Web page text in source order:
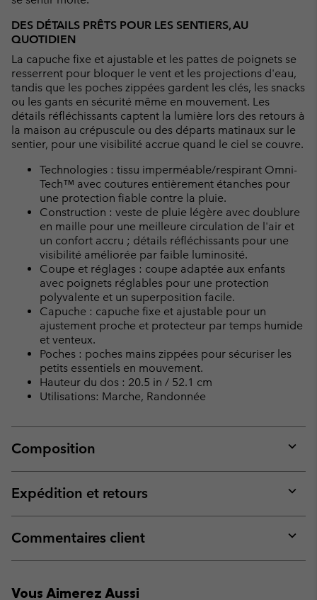
DES DÉTAILS PRÊTS POUR LES SENTIERS, AU
QUOTIDIEN
La capuche fixe et ajustable et les pattes de poignets se
resserrent pour bloquer le vent et les projections d'eau,
tandis que les poches zippées gardent les clés, les snacks
ou les gants en sécurité même en mouvement. Les
détails réfléchissants captent la lumière lors des retours à
la maison au crépuscule ou des départs matinaux sur le
sentier, pour une visibilité accrue quand le ciel se couvre.
Technologies : tissu imperméable/respirant Omni-
Tech™ avec coutures entièrement étanches pour
une protection fiable contre la pluie.
Construction : veste de pluie légère avec doublure
en maille pour une meilleure circulation de l'air et
un confort accru ; détails réfléchissants pour une
visibilité améliorée par faible luminosité.
Coupe et réglages : coupe adaptée aux enfants
avec poignets réglables pour une protection
polyvalente et un superposition facile.
Capuche : capuche fixe et ajustable pour un
ajustement proche et protecteur par temps humide
et venteux.
Poches : poches mains zippées pour sécuriser les
petits essentiels en mouvement.
Hauteur du dos : 20.5 in / 52.1 cm
Utilisations: Marche, Randonnée
Composition
or
Expédition et retours
or
Commentaires client
or
Vous Aimerez Aussi